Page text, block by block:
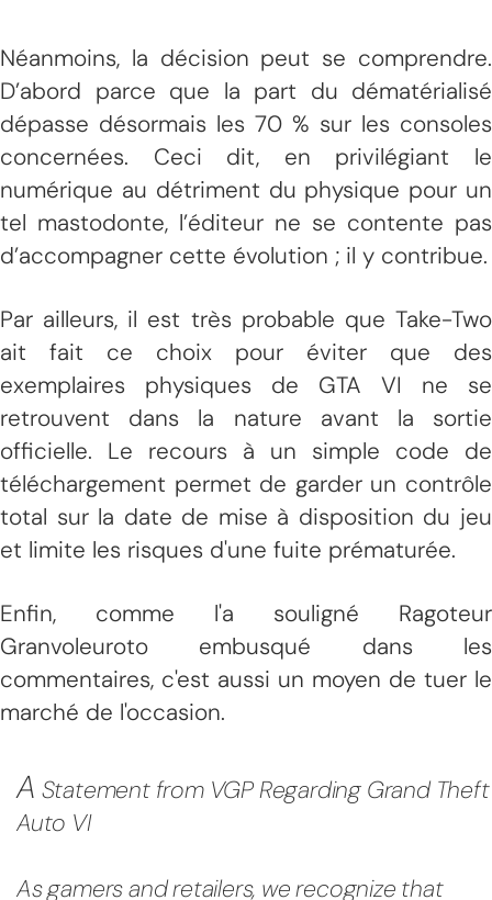
Néanmoins, la décision peut se comprendre.
D’abord parce que la part du dématérialisé
dépasse désormais les 70 % sur les consoles
concernées. Ceci dit, en privilégiant le
numérique au détriment du physique pour un
tel mastodonte, l’éditeur ne se contente pas
d’accompagner cette évolution ; il y contribue.
Par ailleurs, il est très probable que Take-Two
ait fait ce choix pour éviter que des
exemplaires physiques de GTA VI ne se
retrouvent dans la nature avant la sortie
officielle. Le recours à un simple code de
téléchargement permet de garder un contrôle
total sur la date de mise à disposition du jeu
et limite les risques d'une fuite prématurée.
Enfin, comme l'a souligné Ragoteur
Granvoleuroto embusqué dans les
commentaires, c'est aussi un moyen de tuer le
marché de l'occasion.
A Statement from VGP Regarding Grand Theft
Auto VI
As gamers and retailers, we recognize that